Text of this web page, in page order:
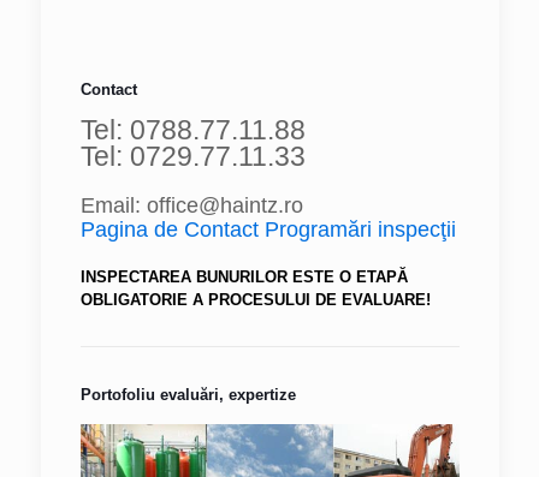
Contact
Tel: 0788.77.11.88
Tel: 0729.77.11.33
Email: office@haintz.ro
Pagina de Contact Programări inspecţii
INSPECTAREA BUNURILOR ESTE O ETAPĂ
OBLIGATORIE A PROCESULUI DE EVALUARE!
Portofoliu evaluări, expertize